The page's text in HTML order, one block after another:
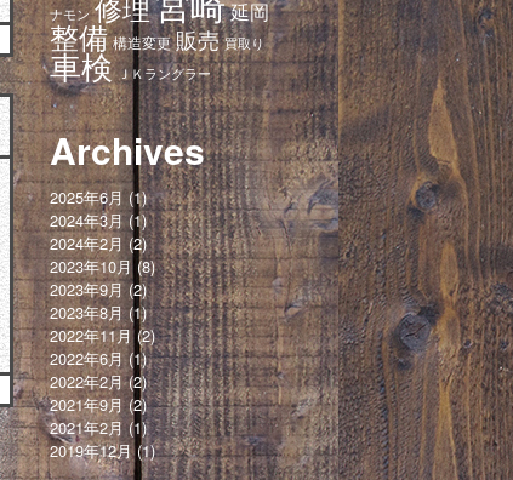
ナモン
延岡
整備 構造変更 販売 買取り
車検 ＪＫラングラー
Archives
2025年6月(1)
2024年3月(1)
2024年2月 (2)
2023年10月 (8)
2023年9月(2)
2023年8月(1)
2022年11月(2)
2022年6月(1)
2022年2月(2)
2021年9月(2)
2021年2月(1)
2019年12月(1)